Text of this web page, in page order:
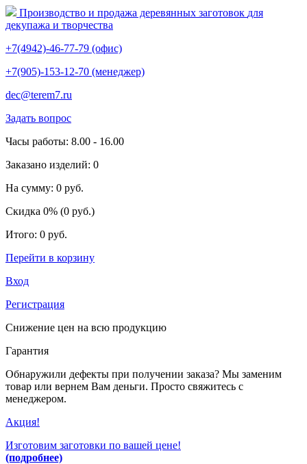
Производство и продажа деревянных заготовок для
декупажа и творчества
+7(4942)-46-77-79 (офис)
+7(905)-153-12-70 (менеджер)
dec@terem7.ru
Задать вопрос
Часы работы: 8.00 - 16.00
Заказано изделий: 0
На сумму: 0 руб.
Скидка 0% (0 руб.)
Итого: 0 руб.
Перейти в корзину
Вход
Регистрация
Снижение цен на всю продукцию
Гарантия
Обнаружили дефекты при получении заказа? Мы заменим
товар или вернем Вам деньги. Просто свяжитесь с
менеджером.
Акция!
Изготовим заготовки по вашей цене!
(подробнее)